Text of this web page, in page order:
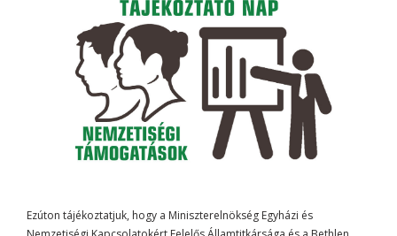
Ezúton tájékoztatjuk, hogy a Miniszterelnökség Egyházi és